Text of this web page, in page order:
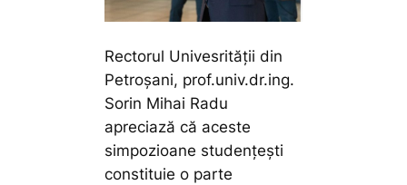
Rectorul Univesrității din
Petroșani, prof.univ.dr.ing.
Sorin Mihai Radu
apreciază că aceste
simpozioane studențești
constituie o parte